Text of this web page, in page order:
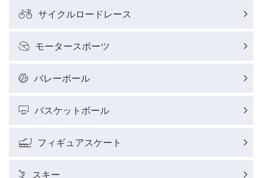
サイクルロードレース
モータースポーツ
バレーボール
バスケットボール
フィギュアスケート
スキー